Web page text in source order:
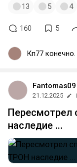
13 5 4
160 5
Кп77 конечно.
Fantomas09
21.12.2025
Пересмотрел
наследие ...